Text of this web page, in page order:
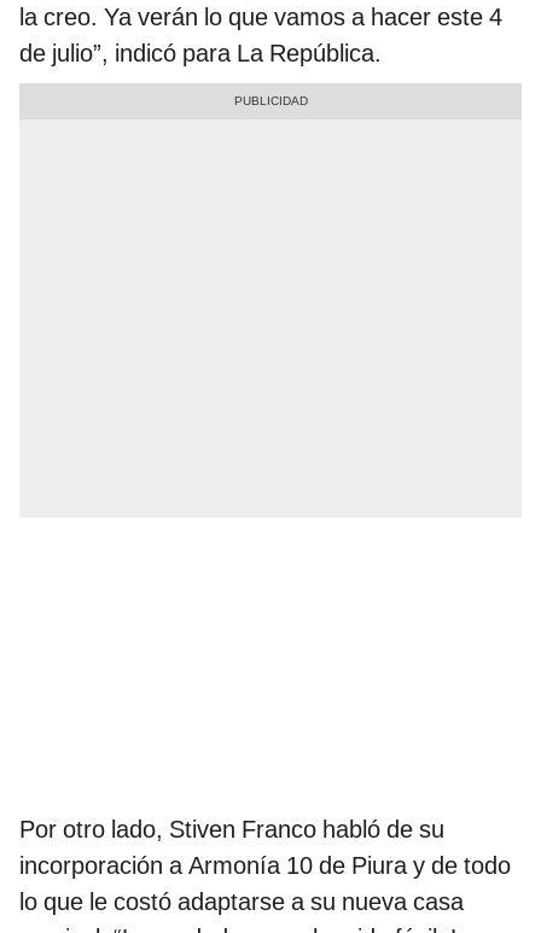
la creo. Ya verán lo que vamos a hacer este 4
de julio”, indicó para La República.
Por otro lado, Stiven Franco habló de su
incorporación a Armonía 10 de Piura y de todo
lo que le costó adaptarse a su nueva casa